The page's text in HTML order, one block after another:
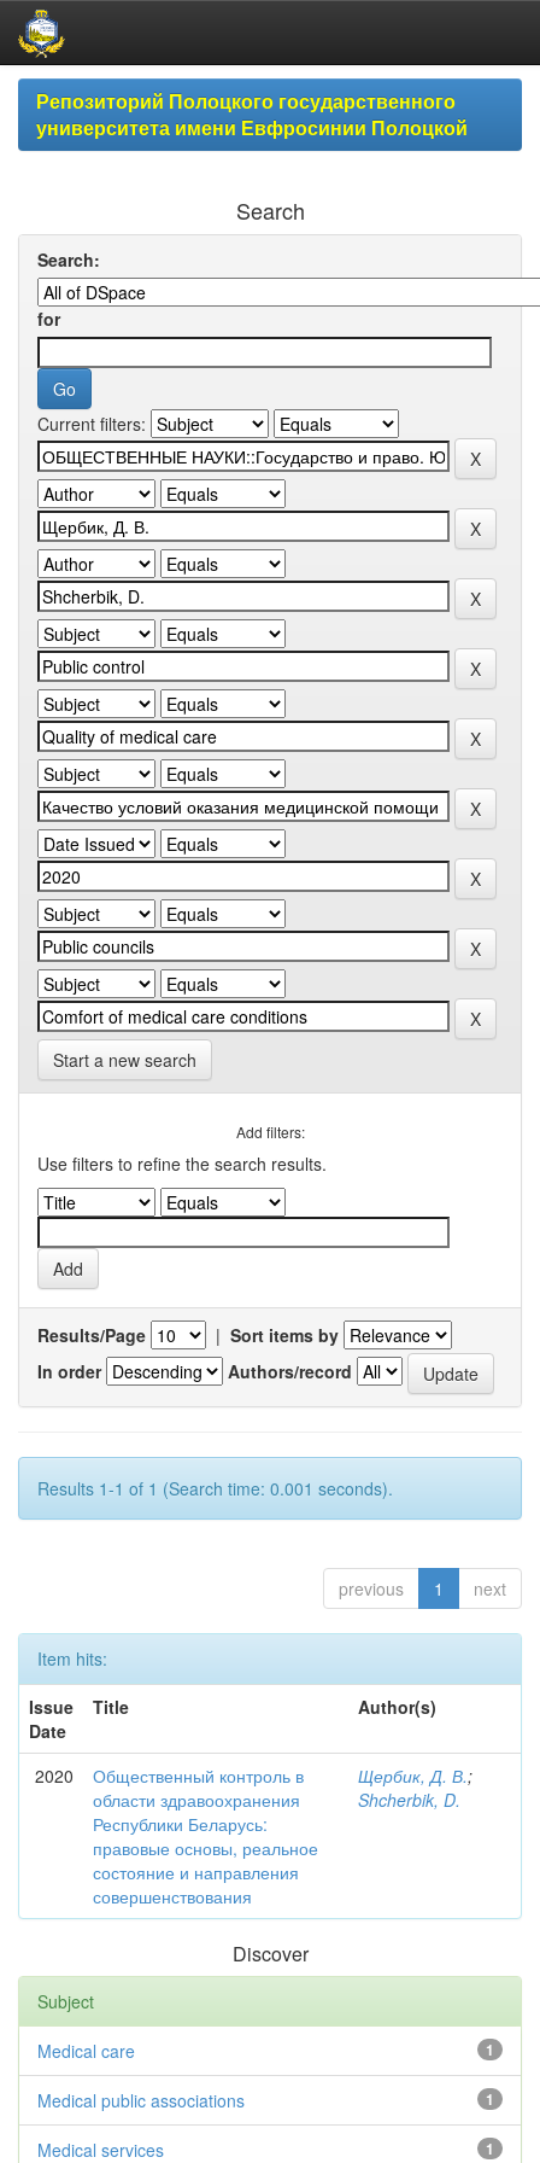
Skip
navigationРепозиторий Полоцкого государственного
университета имени Евфросинии Полоцкой
Search
Search:
for
Current filters:
Start a new search
Add filters:
Use filters to refine the search results.
Results/Page | Sort items by
In order
Authors/record
Results 1-1 of 1 (Search time: 0.001 seconds).
previous 1 next
Item hits:
Issue
Date
Title Author(s)
2020
Общественный контроль в
области здравоохранения
Республики Беларусь:
правовые основы, реальное
состояние и направления
совершенствования
Щербик, Д. В.;
Shcherbik, D.
Discover
Subject
1
Medical care
1
Medical public associations
1
Medical services